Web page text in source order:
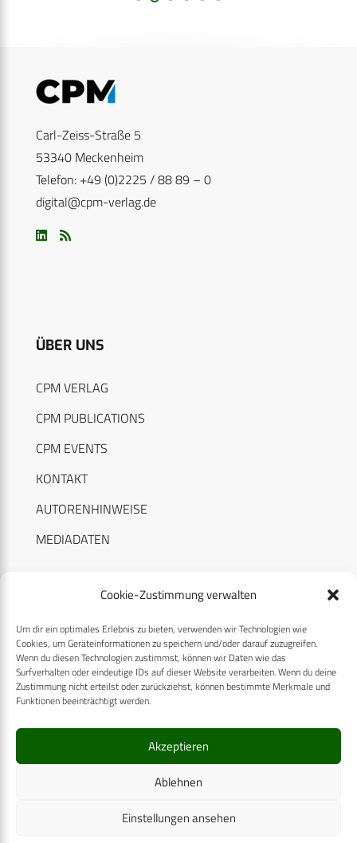
Cookie-Zustimmung verwalten
Um dir ein optimales Erlebnis zu bieten, verwenden wir Technologien wie
Cookies, um Geräteinformationen zu speichern und/oder darauf zuzugreifen.
Wenn du diesen Technologien zustimmst, können wir Daten wie das
Surfverhalten oder eindeutige IDs auf dieser Website verarbeiten. Wenn du deine
Zustimmung nicht erteilst oder zurückziehst, können bestimmte Merkmale und
Funktionen beeinträchtigt werden.
Akzeptieren
Ablehnen
Einstellungen ansehen
Carl-Zeiss-Straße 5
53340 Meckenheim
Telefon: +49 (0)2225 / 88 89 – 0
digital@cpm-verlag.de
ÜBER UNS
CPM VERLAG
CPM PUBLICATIONS
CPM EVENTS
KONTAKT
AUTORENHINWEISE
MEDIADATEN
RECHTLICHES
Datenschutzerklärung
Cookie-Richtlinie (EU)